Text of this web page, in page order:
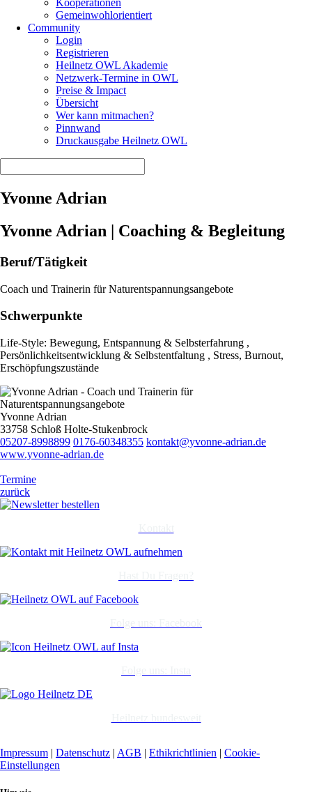
Kooperationen
Gemeinwohlorientiert
Community
Login
Registrieren
Heilnetz OWL Akademie
Netzwerk-Termine in OWL
Preise & Impact
Übersicht
Wer kann mitmachen?
Pinnwand
Druckausgabe Heilnetz OWL
Yvonne Adrian
Yvonne Adrian | Coaching & Begleitung
Beruf/Tätigkeit
Coach und Trainerin für Naturentspannungsangebote
Schwerpunkte
Life-Style: Bewegung, Entspannung & Selbsterfahrung ,
Persönlichkeitsentwicklung & Selbstentfaltung , Stress, Burnout,
Erschöpfungszustände
Yvonne Adrian
33758 Schloß Holte-Stukenbrock
05207-8998899 0176-60348355 kontakt@yvonne-adrian.de
www.yvonne-adrian.de
Termine
zurück
Impressum | Datenschutz | AGB | Ethikrichtlinien | Cookie-
Einstellungen